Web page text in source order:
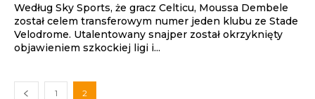
Według Sky Sports, że gracz Celticu, Moussa Dembele
został celem transferowym numer jeden klubu ze Stade
Velodrome. Utalentowany snajper został okrzyknięty
objawieniem szkockiej ligi i...
1 2